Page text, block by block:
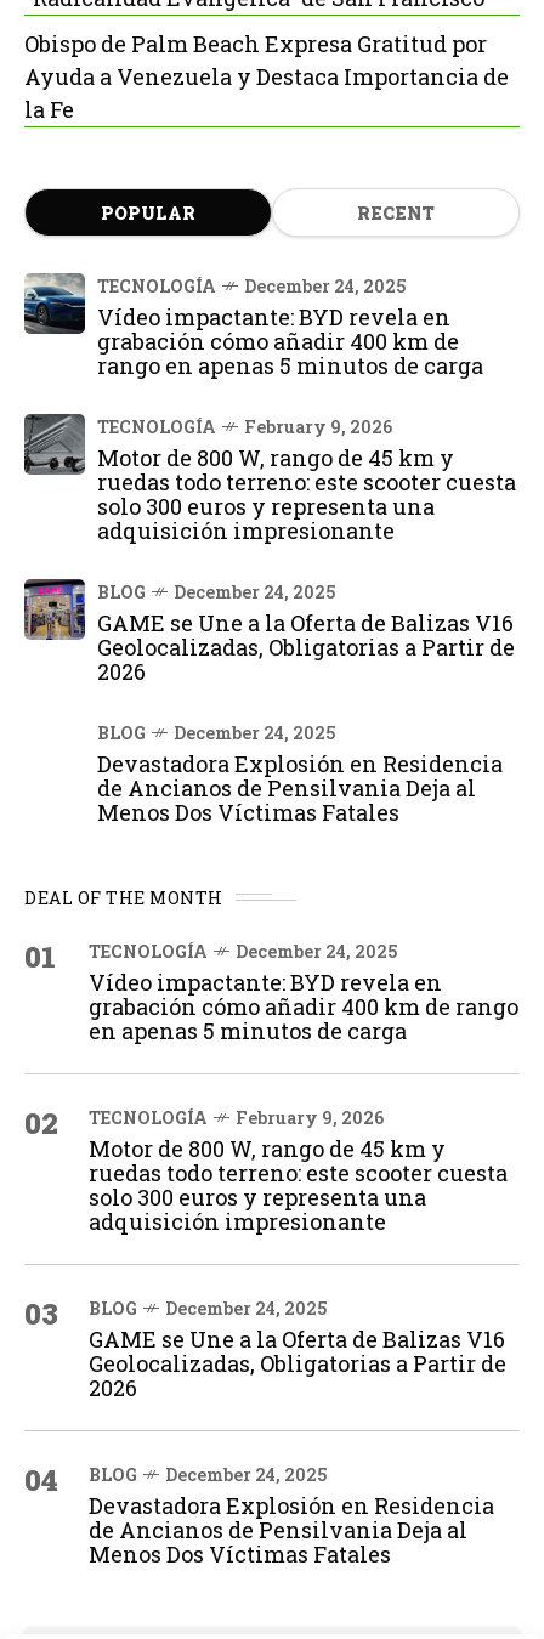
Obispo de Palm Beach Expresa Gratitud por
Ayuda a Venezuela y Destaca Importancia de
la Fe
POPULAR RECENT
TECNOLOGÍA December 24, 2025
Vídeo impactante: BYD revela en
grabación cómo añadir 400 km de
rango en apenas 5 minutos de carga
TECNOLOGÍA February 9, 2026
Motor de 800 W, rango de 45 km y
ruedas todo terreno: este scooter cuesta
solo 300 euros y representa una
adquisición impresionante
BLOG December 24, 2025
GAME se Une a la Oferta de Balizas V16
Geolocalizadas, Obligatorias a Partir de
2026
BLOG December 24, 2025
Devastadora Explosión en Residencia
de Ancianos de Pensilvania Deja al
Menos Dos Víctimas Fatales
DEAL OF THE MONTH
01 TECNOLOGÍA December 24, 2025
Vídeo impactante: BYD revela en
grabación cómo añadir 400 km de rango
en apenas 5 minutos de carga
02 TECNOLOGÍA February 9, 2026
Motor de 800 W, rango de 45 km y
ruedas todo terreno: este scooter cuesta
solo 300 euros y representa una
adquisición impresionante
03 BLOG December 24, 2025
GAME se Une a la Oferta de Balizas V16
Geolocalizadas, Obligatorias a Partir de
2026
04 BLOG December 24, 2025
Devastadora Explosión en Residencia
de Ancianos de Pensilvania Deja al
Menos Dos Víctimas Fatales